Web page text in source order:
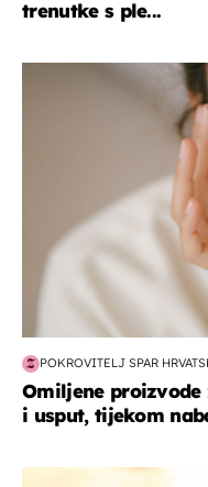
trenutke s ple...
moda & ljepota
POKROVITELJ SPAR
Omiljene
i usput, tijekom